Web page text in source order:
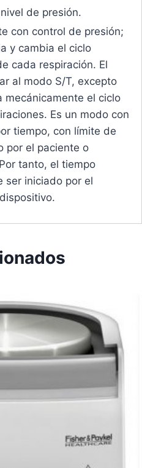
de presión.
con control de presión;
y cambia el ciclo
cada respiración. El
al modo S/T, excepto
mecánicamente el ciclo
Es un modo con
tiempo, con límite de
por el paciente o
tanto, el tiempo
ser iniciado por el